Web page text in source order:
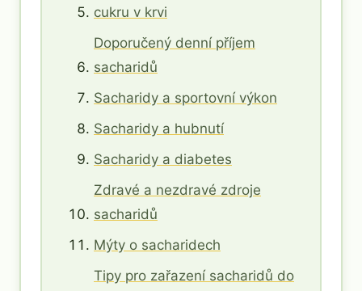
cukru v krvi
Doporučený denní příjem
sacharidů
Sacharidy a sportovní výkon
Sacharidy a hubnutí
Sacharidy a diabetes
Zdravé a nezdravé zdroje
sacharidů
Mýty o sacharidech
Tipy pro zařazení sacharidů do